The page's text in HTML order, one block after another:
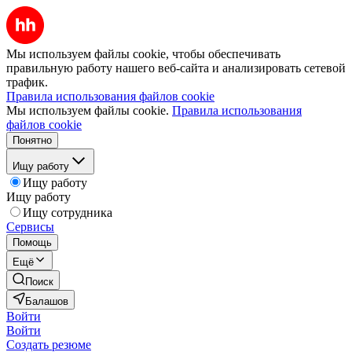
Мы используем файлы cookie, чтобы обеспечивать
правильную работу нашего веб-сайта и анализировать сетевой
трафик.
Правила использования файлов cookie
Мы используем файлы cookie. Правила использования
файлов cookie
Понятно
Ищу работу
Ищу работу
Ищу работу
Ищу сотрудника
Сервисы
Помощь
Ещё
Поиск
Балашов
Войти
Войти
Создать резюме